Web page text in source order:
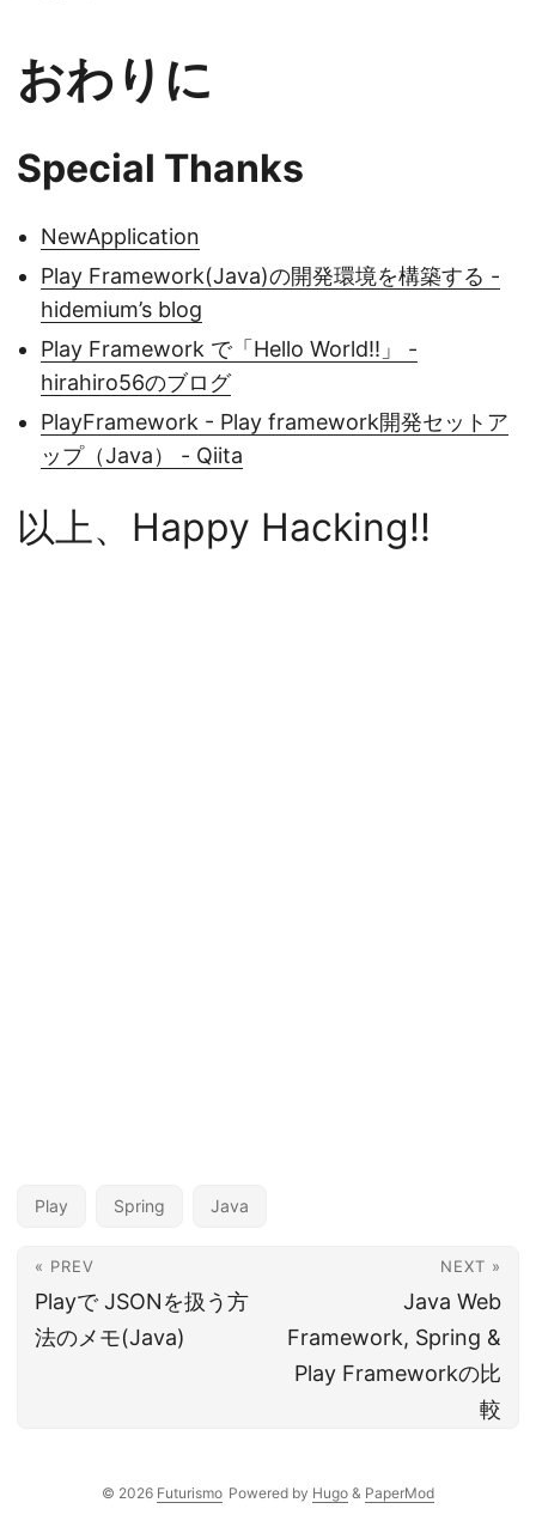
おわりに
Special Thanks
NewApplication
Play Framework(Java)の開発環境を構築する -
hidemium’s blog
Play Framework で「Hello World!!」 -
hirahiro56のブログ
PlayFramework - Play framework開発セットア
ップ（Java） - Qiita
以上、Happy Hacking!!
Play Spring Java
« PREV
Playで JSONを扱う方
法のメモ(Java)
NEXT »
Java Web
Framework, Spring &
Play Frameworkの比
較
© 2026 Futurismo Powered by Hugo & PaperMod